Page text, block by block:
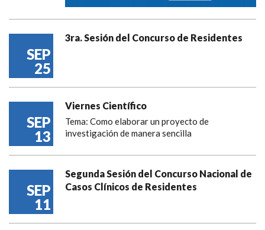
SEP
25
3ra. Sesión del Concurso de Residentes
SEP
13
Viernes Científico
Tema: Como elaborar un proyecto de
investigación de manera sencilla
SEP
11
Segunda Sesión del Concurso Nacional de
Casos Clínicos de Residentes